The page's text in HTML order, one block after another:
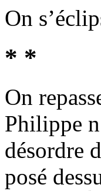
On
* *
On
Philippe
désordre
posé